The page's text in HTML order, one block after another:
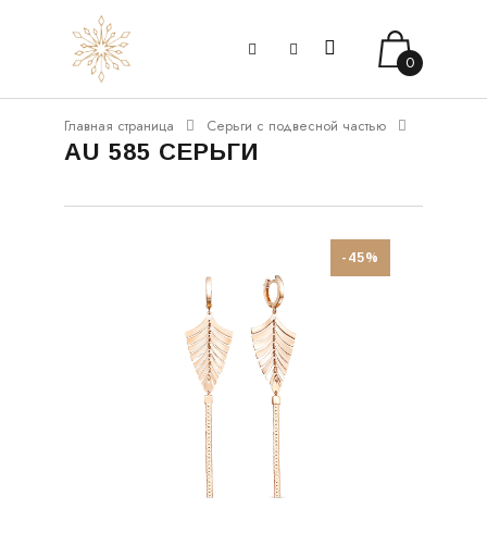
0
Главная страница Серьги с подвесной частью
AU 585 СЕРЬГИ
-45%